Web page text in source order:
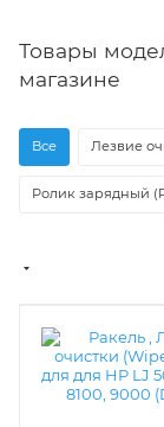
Товары
магазине
Все Лезвие
Ролик зарядный